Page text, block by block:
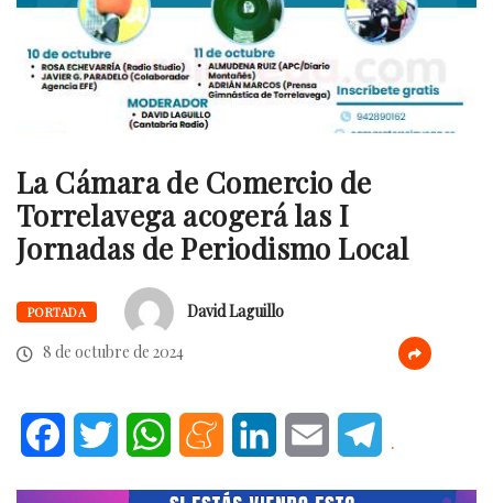
La Cámara de Comercio de
Torrelavega acogerá las I
Jornadas de Periodismo Local
PORTADA
David Laguillo
8 de octubre de 2024
FacebookTwitter WhatsAppMeneameLinkedInEmail .